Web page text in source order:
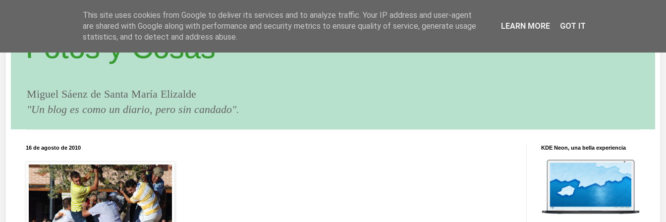
Fotos y Cosas
Miguel Sáenz de Santa María Elizalde
"Un blog es como un diario, pero sin candado".
16 de agosto de 2010 KDE Neon, una bella experiencia
This site uses cookies from Google to deliver its services and to analyze traffic. Your IP address and user-agent
are shared with Google along with performance and security metrics to ensure quality of service, generate usage
statistics, and to detect and address abuse.
LEARN MORE GOT IT